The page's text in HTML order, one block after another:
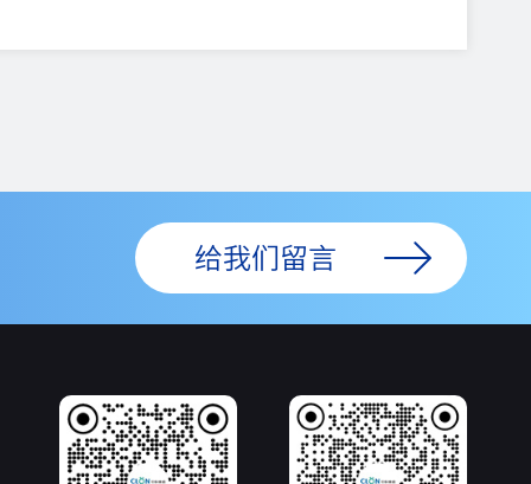
、勇攀高峰的礼赞，更是一家民营科技企业以党建
给我们留言